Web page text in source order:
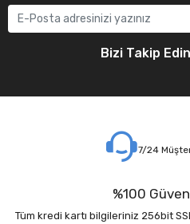
Bizi Takip
7/24
%100
Tüm kredi kartı bilgileriniz 256bit